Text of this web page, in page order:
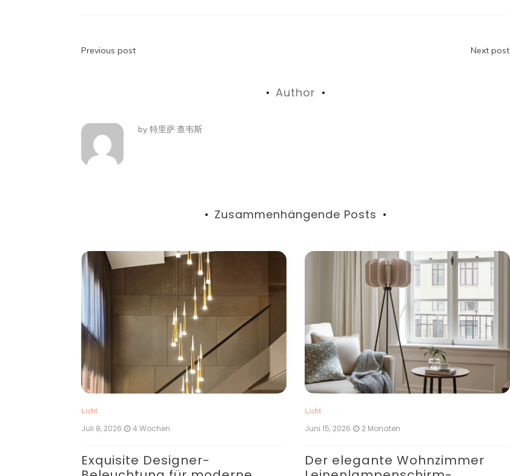
Beitragsnavigation
Previous post Next post
Author
by特里萨·查韦斯
Zusammenhängende Posts
Licht
Juli 8, 2026 4 Wochen
Exquisite Designer-
Licht
Juni 15, 2026 2 Monaten
Der elegante Wohnzimmer